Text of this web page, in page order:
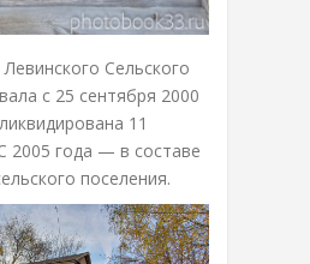
Сельского
с 25 сентября 2000
11
2005 года — в составе
поселения.